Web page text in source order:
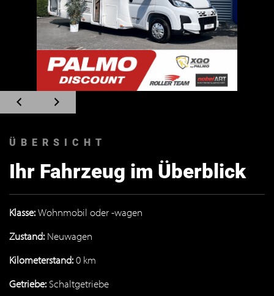
Zum
vorherigen
navigieren
Zum
nächsten
navigieren
ÜBERSICHT
Ihr Fahrzeug im Überblick
Klasse:Wohnmobil oder -wagen
Zustand: Neuwagen
Kilometerstand:0 km
Getriebe:Schaltgetriebe